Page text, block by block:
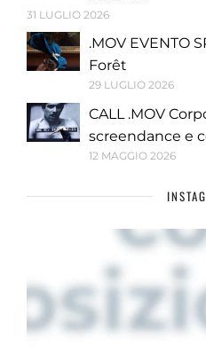
31 LUGLIO 2026
.MOV EVENTO
Forêt
29 LUGLIO 2026
CALL .MOV
screendance e
12 MAGGIO 2026